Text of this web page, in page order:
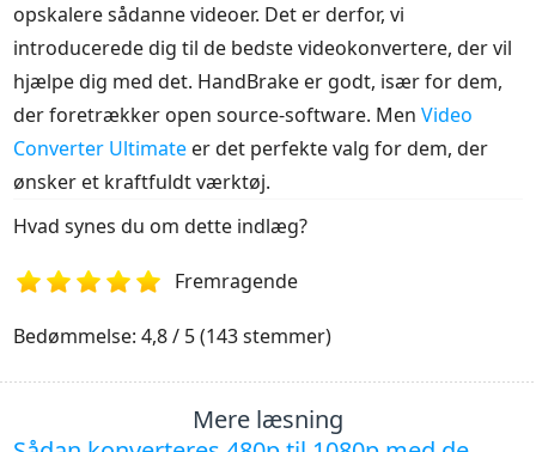
opskalere sådanne videoer. Det er derfor, vi
introducerede dig til de bedste videokonvertere, der vil
hjælpe dig med det. HandBrake er godt, især for dem,
der foretrækker open source-software. MenVideo
Converter Ultimate er det perfekte valg for dem, der
ønsker et kraftfuldt værktøj.
Hvad synes du om dette indlæg?
1 2 4
Fremragende
Bedømmelse: 4,8 / 5 (143 stemmer)
Mere læsning